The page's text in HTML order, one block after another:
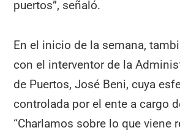
puertos”, señaló.
En el inicio de la semana,
con el interventor de la
de Puertos, José Beni, cuya
controlada por el ente a cargo
“Charlamos sobre lo que viene